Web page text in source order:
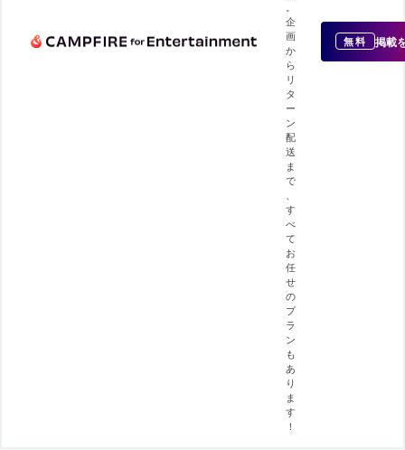
企
画
か
ら
リ
タ
ー
ン
配
送
ま
で
す
べ
て
お
任
せ
の
プ
ラ
ン
も
あ
り
ま
す
！
無料 掲載